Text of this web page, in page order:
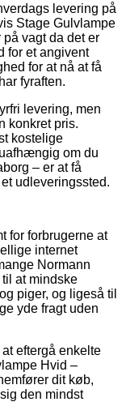
levering på
Stage Gulvlampe
vagt da det er
for et angivent
for at nå at få
fyraften.
levering, men
konkret pris.
kostelige
om du
– er at få
udleveringssted.
for forbrugerne at
internet
Normann
at mindske
piger, og ligeså til
yde fragt uden
eftergå enkelte
Hvid –
dit køb,
den mindst